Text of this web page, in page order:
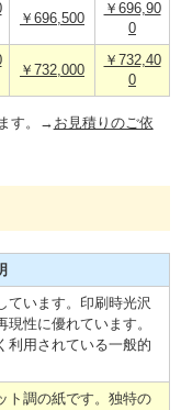
￥696,500
￥696,90
0
￥732,000
￥732,40
0
す。→ お見積りのご依
ています。印刷時光沢
性に優れています。
利用されている一般的
ト調の紙です。独特の